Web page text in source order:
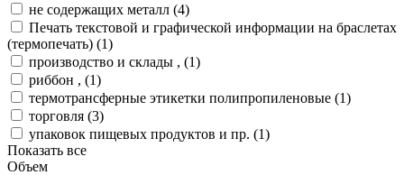
не содержащих металл (4)
Печать текстовой и графической информации на браслетах
(термопечать) (1)
производство и склады , (1)
риббон , (1)
термотрансферные этикетки полипропиленовые (1)
торговля (3)
упаковок пищевых продуктов и пр. (1)
Показать все
Объем